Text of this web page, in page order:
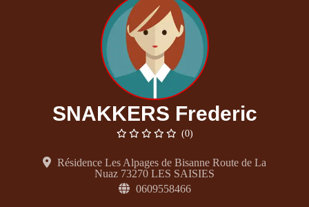
SNAKKERS Frederic
(0)
Résidence Les Alpages de Bisanne Route de La
Nuaz 73270 LES SAISIES
0609558466